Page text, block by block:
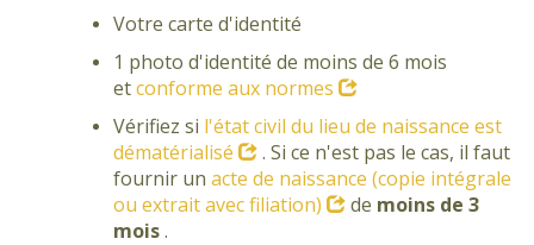
Votre carte d'identité
1 photo d'identité de moins de 6 mois
etconforme aux normes
Vérifiez si l'état civil du lieu de naissance est
dématérialisé
. Si ce n'est pas le cas, il faut
fournir un acte de naissance (copie intégrale
ou extrait avec filiation)
de moins de 3
mois.